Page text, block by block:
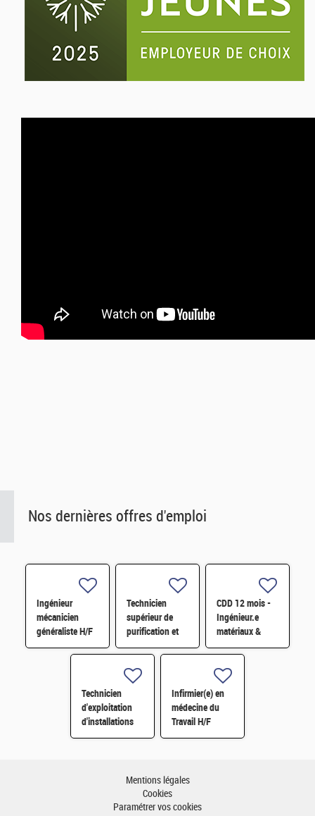
Nos dernières offres d'emploi
Ingénieur
mécanicien
généraliste H/F
Technicien
supérieur de
purification et
fabrication en
chaine blindée
H/F
CDD 12 mois -
Ingénieur.e
matériaux &
soudage H/F
Technicien
d'exploitation
d'installations
H/F
Infirmier(e) en
médecine du
Travail H/F
Mentions légales
Cookies
Paramétrer vos cookies